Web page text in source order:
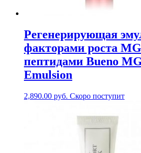
Регенерирующая
факторами роста
пептидами Bueno
Emulsion
2,890.00 руб. Скоро поступит